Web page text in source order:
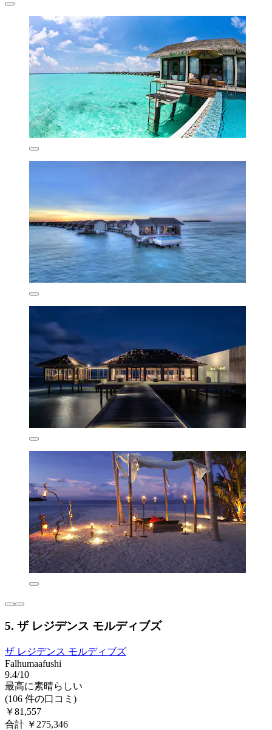
5. ザ レジデンス モルディブズ
ザ レジデンス モルディブズ
Falhumaafushi
9.4/10
最高に素晴らしい
(106 件の口コミ)
￥81,557
合計 ￥275,346